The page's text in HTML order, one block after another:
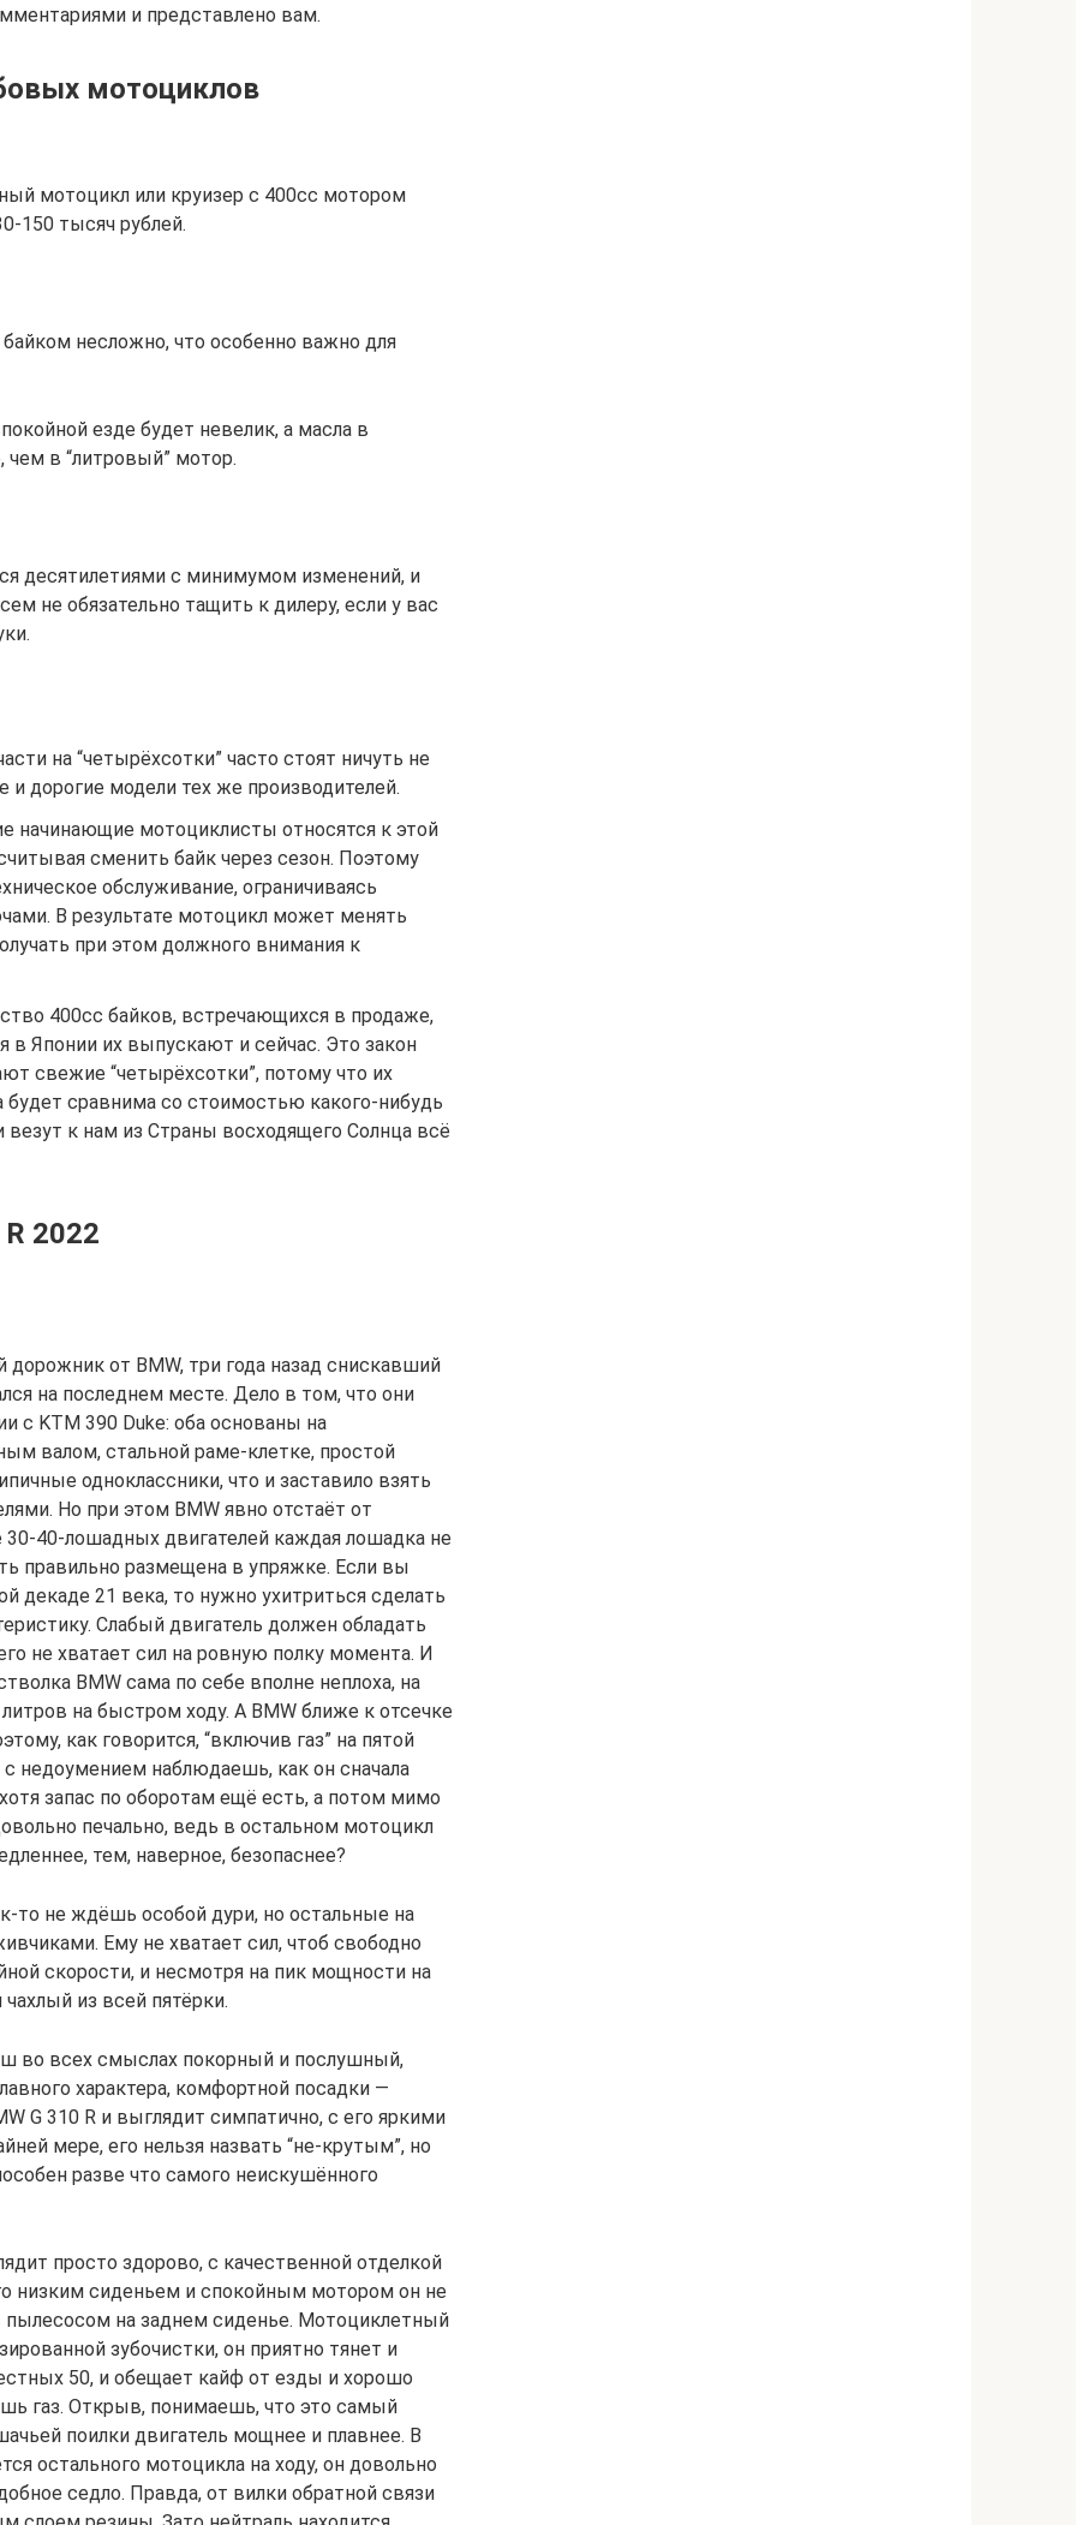
и представлено вам.
мотоциклов
мотоцикл или круизер с 400сс мотором
150 тысяч рублей.
несложно, что особенно важно для
езде будет невелик, а масла в
чем в “литровый” мотор.
десятилетиями с минимумом изменений, и
не обязательно тащить к дилеру, если у вас
на “четырёхсотки” часто стоят ничуть не
дорогие модели тех же производителей.
начинающие мотоциклисты относятся к этой
сменить байк через сезон. Поэтому
обслуживание, ограничиваясь
В результате мотоцикл может менять
при этом должного внимания к
400cc байков, встречающихся в продаже,
Японии их выпускают и сейчас. Это закон
свежие “четырёхсотки”, потому что их
будет сравнима со стоимостью какого-нибудь
везут к нам из Страны восходящего Солнца всё
2022
от BMW, три года назад снискавший
на последнем месте. Дело в том, что они
с KTM 390 Duke: оба основаны на
валом, стальной раме-клетке, простой
одноклассники, что и заставило взять
Но при этом BMW явно отстаёт от
30-40-лошадных двигателей каждая лошадка не
правильно размещена в упряжке. Если вы
декаде 21 века, то нужно ухитриться сделать
Слабый двигатель должен обладать
не хватает сил на ровную полку момента. И
BMW сама по себе вполне неплоха, на
на быстром ходу. А BMW ближе к отсечке
как говорится, “включив газ” на пятой
недоумением наблюдаешь, как он сначала
запас по оборотам ещё есть, а потом мимо
печально, ведь в остальном мотоцикл
тем, наверное, безопаснее?
то не ждёшь особой дури, но остальные на
Ему не хватает сил, чтоб свободно
скорости, и несмотря на пик мощности на
из всей пятёрки.
во всех смыслах покорный и послушный,
характера, комфортной посадки —
G 310 R и выглядит симпатично, с его яркими
мере, его нельзя назвать “не-крутым”, но
разве что самого неискушённого
просто здорово, с качественной отделкой
низким сиденьем и спокойным мотором он не
пылесосом на заднем сиденье. Мотоциклетный
зубочистки, он приятно тянет и
50, и обещает кайф от езды и хорошо
газ. Открыв, понимаешь, что это самый
поилки двигатель мощнее и плавнее. В
остального мотоцикла на ходу, он довольно
седло. Правда, от вилки обратной связи